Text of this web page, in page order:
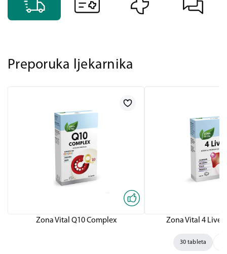
Preporuka ljekarnika
Zona Vital Q10 Complex Zona Vital 4
30 tableta